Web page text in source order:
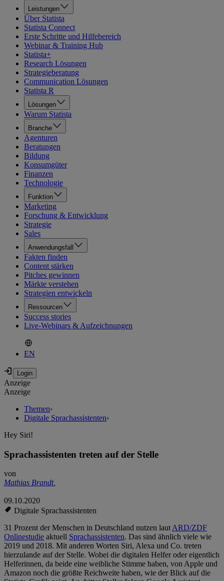
Leistungen
Über Statista
Statista Connect
Erste Schritte und Hilfebereich
Webinar & Training Hub
Statista+
Research Lösungen
Strategieberatung
Communication Lösungen
Statista R
Lösungen
Warum Statista
Branche
Agenturen
Beratungen
Bildung
Konsumgüter
Finanzen
Technologie
Funktion
Marketing
Forschung & Entwicklung
Strategie
Sales
Anwendungsfall
Fakten finden
Content stärken
Pitches gewinnen
Märkte verstehen
Strategien entwickeln
Ressourcen
Success stories
Live-Webinars & Aufzeichnungen
EN
Anzeige
Anzeige
Themen›
Digitale Sprachassistenten›
Hey Siri!
Sprachassistenten treten auf der Stelle
von
Mathias Brandt,
09.10.2020
Digitale Sprachassistenten
31 Prozent der Menschen in Deutschland nutzen lautARD/ZDF
Onlinestudie aktuell Sprachassistenten. Das sind ähnlich viele wie
2019 und 2018. Mit anderen Worten Siri, Alexa und Co. treten
hierzulande auf der Stelle. Wobei die digitalen Helfer oder eigentlich
Helferinnen, da beide eine weibliche Stimme haben, von Apple und
Amazon noch die größte Reichweite haben, wie der Blick auf die